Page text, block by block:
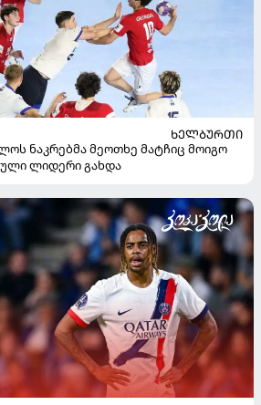
ᲮᲔᲚᲑᲣᲠᲗᲘ
ნაკრებმა მეოთხე მატჩიც მოიგო
ლიდერი გახდა